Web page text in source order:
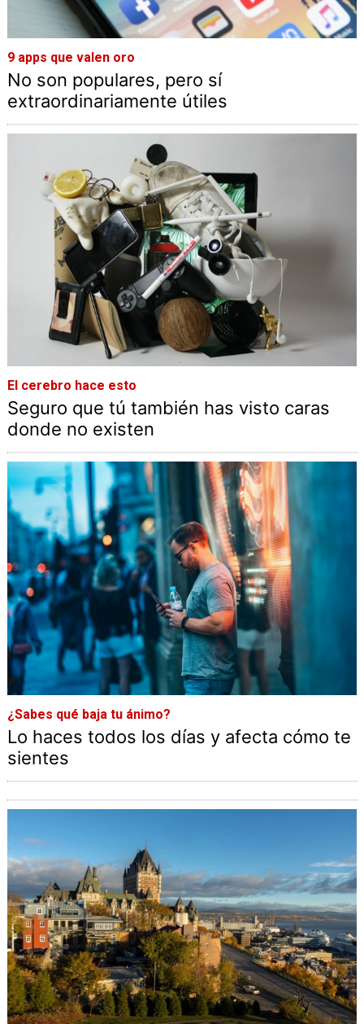
9 apps que valen oro
No son populares, pero sí
extraordinariamente útiles
El cerebro hace esto
Seguro que tú también has visto caras
donde no existen
¿Sabes qué baja tu ánimo?
Lo haces todos los días y afecta cómo te
sientes